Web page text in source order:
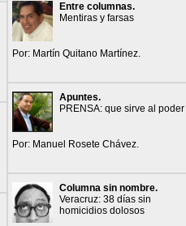
Entre columnas.
Mentiras y farsas
Por: Martín Quitano Martínez.
Apuntes.
PRENSA: que sirve al poder
Por: Manuel Rosete Chávez.
Columna sin nombre.
Veracruz: 38 días sin
homicidios dolosos